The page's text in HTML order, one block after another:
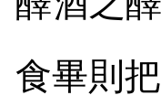
食畢則